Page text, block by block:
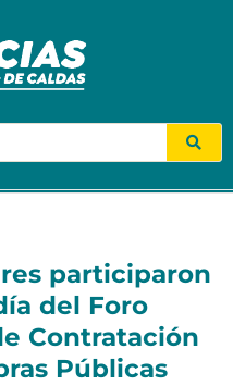
participaron
del Foro
Contratación
Públicas